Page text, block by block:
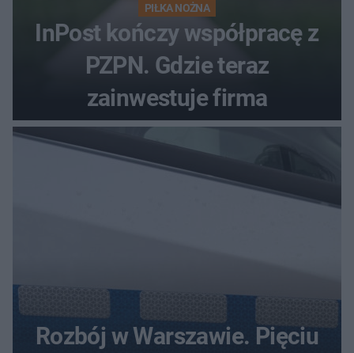
PIŁKA NOŻNA
InPost kończy współpracę z
PZPN. Gdzie teraz
zainwestuje firma
Rozbój w Warszawie. Pięciu